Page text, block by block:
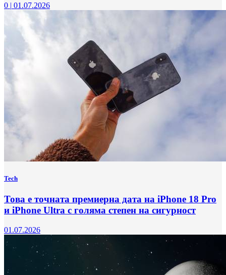
0 | 01.07.2026
Tech
Това е точната премиерна дата на iPhone 18 Pro
и iPhone Ultra с голяма степен на сигурност
01.07.2026